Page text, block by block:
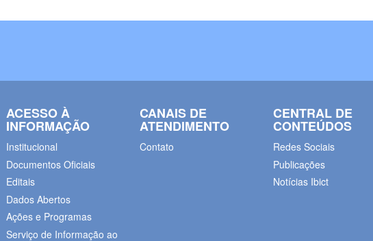
ACESSO À
INFORMAÇÃO
Institucional
Documentos Oficiais
Editais
Dados Abertos
Ações e Programas
Serviço de Informação ao
CANAIS DE
ATENDIMENTO
Contato
CENTRAL DE
CONTEÚDOS
Redes Sociais
Publicações
Notícias Ibict